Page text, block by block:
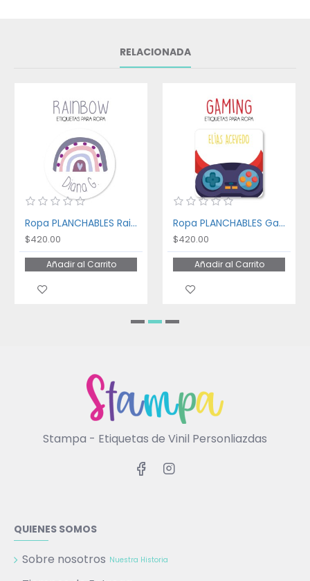
RELACIONADA
Ropa PLANCHABLES Rainbow
$420.00
Añadir al Carrito
Ropa PLANCHABLES Gaming
$420.00
Añadir al Carrito
Stampa - Etiquetas de Vinil Personliazdas
QUIENES SOMOS
Sobre nosotros Nuestra Historia